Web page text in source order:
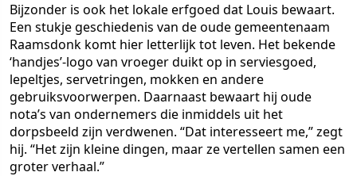
Bijzonder is ook het lokale erfgoed dat Louis bewaart.
Een stukje geschiedenis van de oude gemeentenaam
Raamsdonk komt hier letterlijk tot leven. Het bekende
‘handjes’-logo van vroeger duikt op in serviesgoed,
lepeltjes, servetringen, mokken en andere
gebruiksvoorwerpen. Daarnaast bewaart hij oude
nota’s van ondernemers die inmiddels uit het
dorpsbeeld zijn verdwenen. “Dat interesseert me,” zegt
hij. “Het zijn kleine dingen, maar ze vertellen samen een
groter verhaal.”